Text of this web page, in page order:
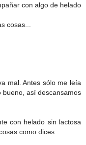
con algo de helado
cosas...
mal. Antes sólo me leía
así descansamos
con helado sin lactosa
como dices